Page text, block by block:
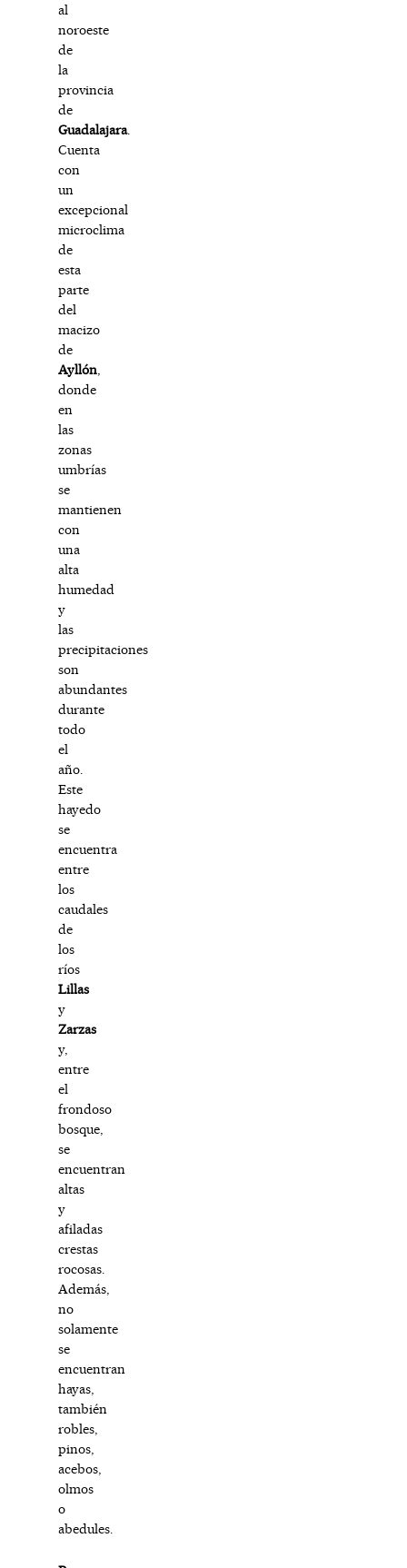
al
noroeste
de
la
provincia
de
Guadalajara.
Cuenta
con
un
excepcional
microclima
de
esta
parte
del
macizo
de
Ayllón,
donde
en
las
zonas
umbrías
se
mantienen
con
una
alta
humedad
y
las
precipitaciones
son
abundantes
durante
todo
el
año.
Este
hayedo
se
encuentra
entre
los
caudales
de
los
ríos
Lillas
y
Zarzas
y,
entre
el
frondoso
bosque,
se
encuentran
altas
y
afiladas
crestas
rocosas.
Además,
no
solamente
se
encuentran
hayas,
también
robles,
pinos,
acebos,
olmos
o
abedules.